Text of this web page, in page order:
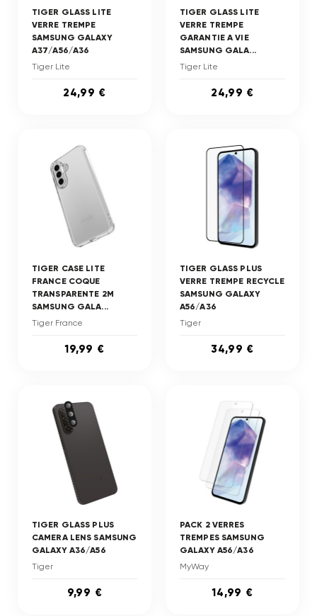
TIGER GLASS LITE
VERRE TREMPE
SAMSUNG GALAXY
A37/A56/A36
Tiger Lite
24,99 €
TIGER GLASS LITE
VERRE TREMPE
GARANTIE A VIE
SAMSUNG GALA...
Tiger Lite
24,99 €
TIGER CASE LITE
FRANCE COQUE
TRANSPARENTE 2M
SAMSUNG GALA...
Tiger France
19,99 €
TIGER GLASS PLUS
VERRE TREMPE RECYCLE
SAMSUNG GALAXY
A56/A36
Tiger
34,99 €
TIGER GLASS PLUS
CAMERA LENS SAMSUNG
GALAXY A36/A56
Tiger
9,99 €
PACK 2 VERRES
TREMPES SAMSUNG
GALAXY A56/A36
MyWay
14,99 €